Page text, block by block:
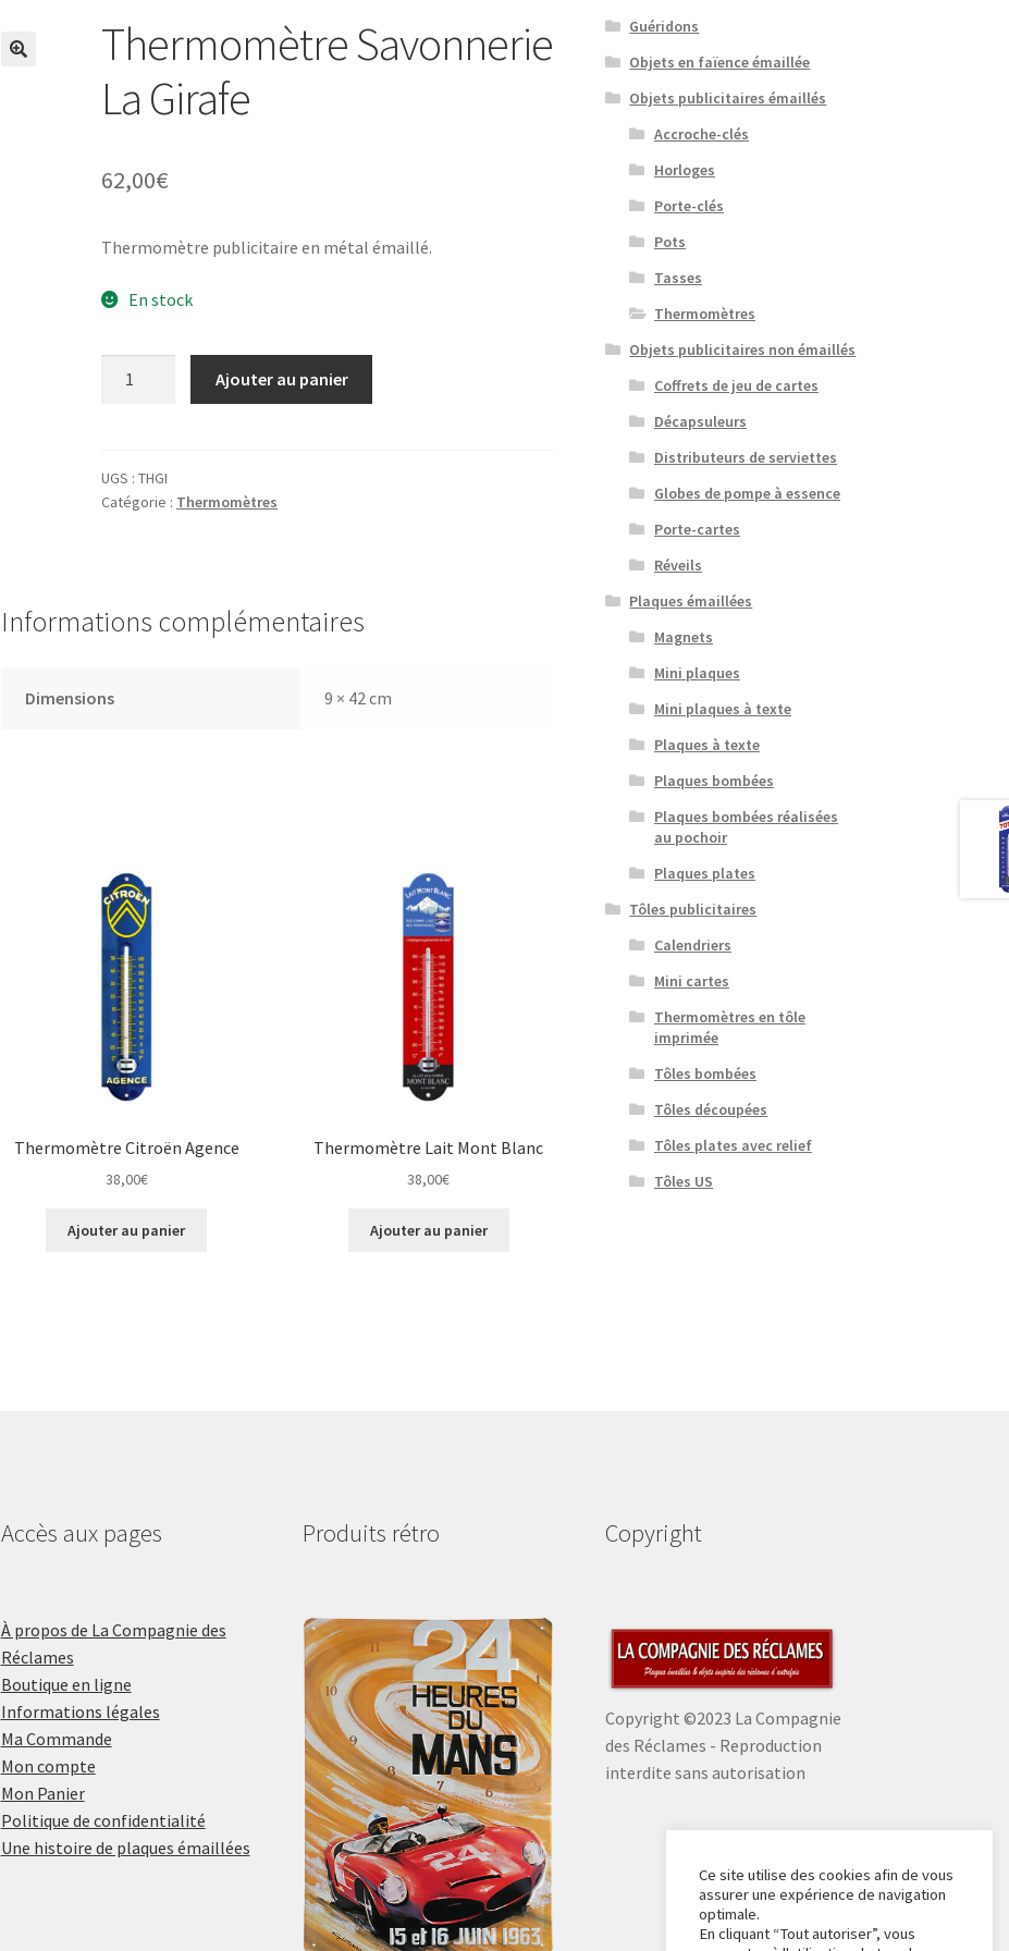
Thermomètre Savonnerie
La Girafe
62,00€
Thermomètre publicitaire en métal émaillé.
En stock
La
Girafe
Ajouter au panier
UGS :THGI
Catégorie : Thermomètres
Informations complémentaires
Dimensions 9 × 42 cm
Thermomètre Citroën Agence
38,00€
Ajouter au panier
Thermomètre Lait Mont Blanc
38,00€
Ajouter au panier
Guéridons
Objets en faïence émaillée
Objets publicitaires émaillés
Accroche-clés
Horloges
Porte-clés
Pots
Tasses
Thermomètres
Objets publicitaires non émaillés
Coffrets de jeu de cartes
Décapsuleurs
Distributeurs de serviettes
Globes de pompe à essence
Porte-cartes
Réveils
Plaques émaillées
Magnets
Mini plaques
Mini plaques à texte
Plaques à texte
Plaques bombées
Plaques bombées réalisées
au pochoir
Plaques plates
Tôles publicitaires
Calendriers
Mini cartes
Thermomètres en tôle
imprimée
Tôles bombées
Tôles découpées
Tôles plates avec relief
Tôles US
Accès aux pages
À propos de La Compagnie des
Réclames
Boutique en ligne
Informations légales
Ma Commande
Mon compte
Mon Panier
Politique de confidentialité
Une histoire de plaques émaillées
Produits rétro Copyright
Copyright ©2023 La Compagnie
des Réclames - Reproduction
interdite sans autorisation
Ce site utilise des cookies afin de vous
assurer une expérience de navigation
optimale.
En cliquant “Tout autoriser”, vous